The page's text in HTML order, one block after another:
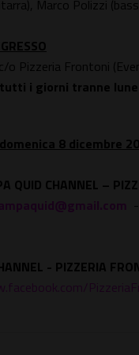
Marco Polizzi
o Pizzeria Frontoni
i giorni tranne
8 dicembre
QUID CHANNEL –
-
- PIZZERIA